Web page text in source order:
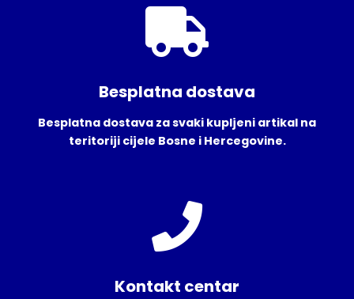
Besplatna dostava
Besplatna dostava za svaki kupljeni artikal na
teritoriji cijele Bosne i Hercegovine.
Kontakt centar